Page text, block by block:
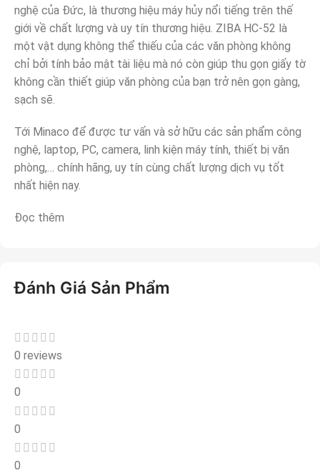
nghệ của Đức, là thương hiệu máy hủy nổi tiếng trên thế
giới về chất lượng và uy tín thương hiệu. ZIBA HC-52 là
một vật dụng không thể thiếu của các văn phòng không
chỉ bởi tính bảo mật tài liệu mà nó còn giúp thu gọn giấy tờ
không cần thiết giúp văn phòng của bạn trở nên gọn gàng,
sạch sẽ.
Tới Minaco để được tư vấn và sở hữu các sản phẩm công
nghệ, laptop, PC, camera, linh kiện máy tính, thiết bị văn
phòng,… chính hãng, uy tín cùng chất lượng dịch vụ tốt
nhất hiện nay.
Đọc thêm
Đánh Giá Sản Phẩm
0 reviews
0
0
0